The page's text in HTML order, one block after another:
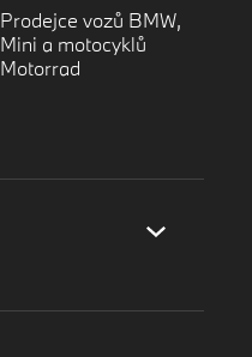
Prodejce vozů BMW,
Mini a motocyklů
Motorrad